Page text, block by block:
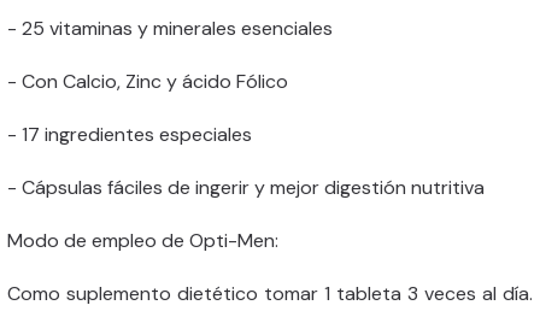
- 25 vitaminas y minerales esenciales
- Con Calcio, Zinc y ácido Fólico
- 17 ingredientes especiales
- Cápsulas fáciles de ingerir y mejor digestión nutritiva
Modo de empleo de Opti-Men:
Como suplemento dietético tomar 1 tableta 3 veces al día.